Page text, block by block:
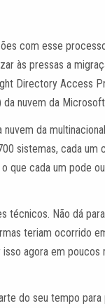
com esse
às pressas a
Directory Access
nuvem da
da
sistemas, cada um
que cada um pode
técnicos. Não dá
teriam ocorrido
agora em poucos
do seu tempo